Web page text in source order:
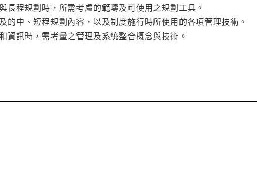
程規劃時，所需考慮的範疇及可使用之規劃工具。
的中、短程規劃內容，以及制度施行時所使用的各項管理技術。
訊時，需考量之管理及系統整合概念與技術。